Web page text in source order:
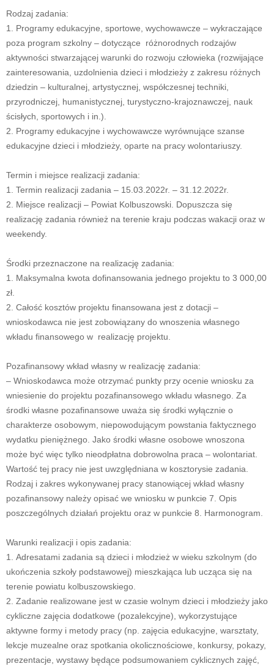
Rodzaj zadania:
1. Programy edukacyjne, sportowe, wychowawcze – wykraczające
poza program szkolny – dotyczące różnorodnych rodzajów
aktywności stwarzającej warunki do rozwoju człowieka (rozwijające
zainteresowania, uzdolnienia dzieci i młodzieży z zakresu różnych
dziedzin – kulturalnej, artystycznej, współczesnej techniki,
przyrodniczej, humanistycznej, turystyczno-krajoznawczej, nauk
ścisłych, sportowych i in.).
2. Programy edukacyjne i wychowawcze wyrównujące szanse
edukacyjne dzieci i młodzieży, oparte na pracy wolontariuszy.
Termin i miejsce realizacji zadania:
1. Termin realizacji zadania – 15.03.2022r. – 31.12.2022r.
2. Miejsce realizacji – Powiat Kolbuszowski. Dopuszcza się
realizację zadania również na terenie kraju podczas wakacji oraz w
weekendy.
Środki przeznaczone na realizację zadania:
1. Maksymalna kwota dofinansowania jednego projektu to 3 000,00
zł.
2. Całość kosztów projektu finansowana jest z dotacji –
wnioskodawca nie jest zobowiązany do wnoszenia własnego
wkładu finansowego w realizację projektu.
Pozafinansowy wkład własny w realizację zadania:
– Wnioskodawca może otrzymać punkty przy ocenie wniosku za
wniesienie do projektu pozafinansowego wkładu własnego. Za
środki własne pozafinansowe uważa się środki wyłącznie o
charakterze osobowym, niepowodującym powstania faktycznego
wydatku pieniężnego. Jako środki własne osobowe wnoszona
może być więc tylko nieodpłatna dobrowolna praca – wolontariat.
Wartość tej pracy nie jest uwzględniana w kosztorysie zadania.
Rodzaj i zakres wykonywanej pracy stanowiącej wkład własny
pozafinansowy należy opisać we wniosku w punkcie 7. Opis
poszczególnych działań projektu oraz w punkcie 8. Harmonogram.
Warunki realizacji i opis zadania:
1. Adresatami zadania są dzieci i młodzież w wieku szkolnym (do
ukończenia szkoły podstawowej) mieszkająca lub ucząca się na
terenie powiatu kolbuszowskiego.
2. Zadanie realizowane jest w czasie wolnym dzieci i młodzieży jako
cykliczne zajęcia dodatkowe (pozalekcyjne), wykorzystujące
aktywne formy i metody pracy (np. zajęcia edukacyjne, warsztaty,
lekcje muzealne oraz spotkania okolicznościowe, konkursy, pokazy,
prezentacje, wystawy będące podsumowaniem cyklicznych zajęć,